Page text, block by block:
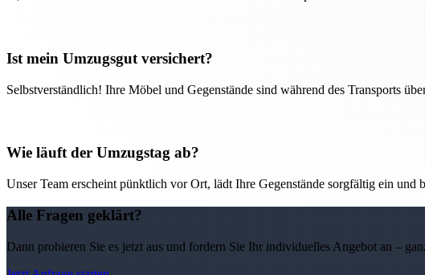
Ist mein Umzugsgut versichert?
Selbstverständlich! Ihre Möbel und Gegenstände sind während des Transports
Wie läuft der Umzugstag ab?
Unser Team erscheint pünktlich vor Ort, lädt Ihre Gegenstände sorgfältig ein
Alle Fragen geklärt?
Dann probieren Sie es jetzt aus und fordern Sie Ihr individuelles Angebot an –